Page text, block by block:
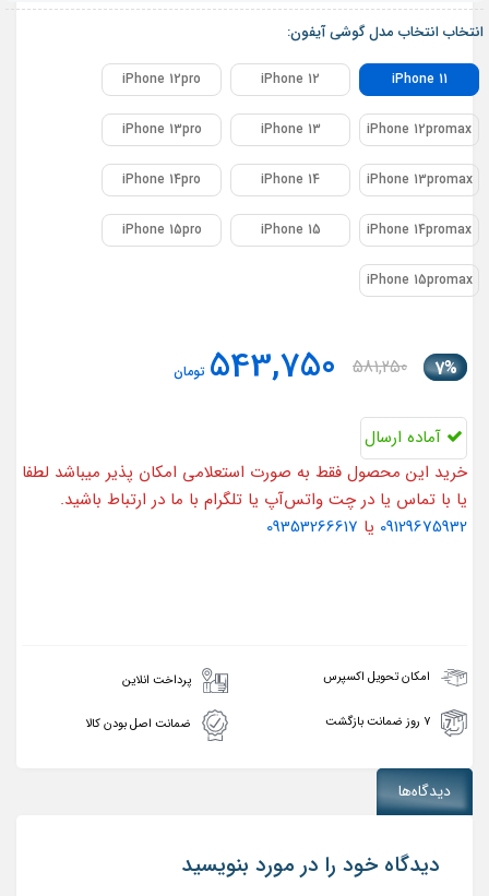
انتخاب انتخاب مدل گوشی آیفون:
iPhone 11
iPhone 12
iPhone 12pro
iPhone 12promax
iPhone 13
iPhone 13pro
iPhone 13promax
iPhone 14
iPhone 14pro
iPhone 14promax
iPhone 15
iPhone 15pro
iPhone 15promax
7%
581,250
543,750 تومان
آماده ارسال
خرید این محصول فقط به صورت استعلامی امکان پذیر میباشد لطفا
یا با تماس یا در چت واتس‌آپ یا تلگرام با ما در ارتباط باشید.
09129675932 یا 09353266617
امکان تحویل اکسپرس پرداخت انلاین
۷ روز ضمانت بازگشت ضمانت اصل بودن کالا
دیدگاه‌ها
دیدگاه خود را در مورد بنویسید